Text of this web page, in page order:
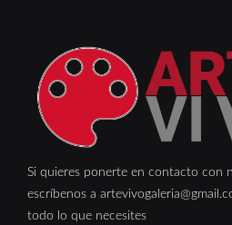
Si quieres ponerte en contacto con
escríbenos a
todo lo que necesites